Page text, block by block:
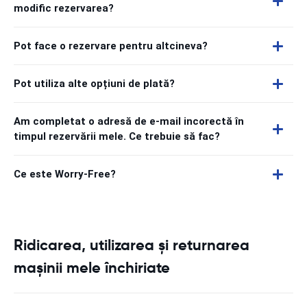
modific rezervarea?
Pot face o rezervare pentru altcineva?
Pot utiliza alte opțiuni de plată?
Am completat o adresă de e-mail incorectă în
timpul rezervării mele. Ce trebuie să fac?
Ce este Worry-Free?
Ridicarea, utilizarea și returnarea
mașinii mele închiriate